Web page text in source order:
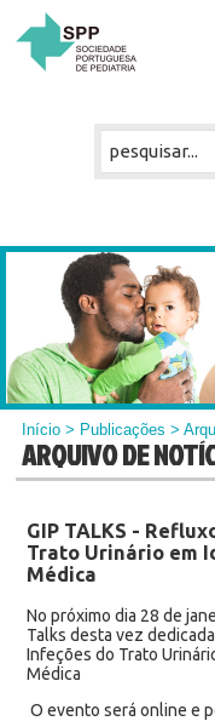
Início > Publicações >
ARQUIVO DE
GIP TALKS -
Trato Urinário em
Médica
No próximo dia 28 de
Talks desta vez
Infeções do Trato
Médica
O evento será online e